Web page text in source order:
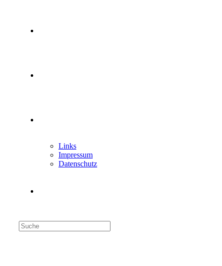
Links
Impressum
Datenschutz
Search
this